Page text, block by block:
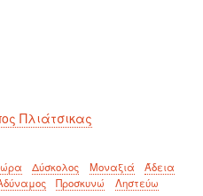
Πλιάτσικας
Δύσκολος Μοναξιά
Άδεια
Προσκυνώ Ληστεύω